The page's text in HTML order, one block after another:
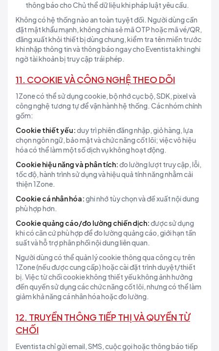
thông báo cho Chủ thể dữ liệu khi pháp luật yêu cầu.
Không có hệ thống nào an toàn tuyệt đối. Người dùng cần
đặt mật khẩu mạnh, không chia sẻ mã OTP hoặc mã vé/QR,
đăng xuất khỏi thiết bị dùng chung, kiểm tra tên miền trước
khi nhập thông tin và thông báo ngay cho Eventista khi nghi
ngờ tài khoản bị truy cập trái phép.
11. COOKIE VÀ CÔNG NGHỆ THEO DÕI
1Zone có thể sử dụng cookie, bộ nhớ cục bộ, SDK, pixel và
công nghệ tương tự để vận hành hệ thống. Các nhóm chính
gồm:
Cookie thiết yếu:duy trì phiên đăng nhập, giỏ hàng, lựa
chọn ngôn ngữ, bảo mật và chức năng cốt lõi; việc vô hiệu
hóa có thể làm một số dịch vụ không hoạt động.
Cookie hiệu năng và phân tích:đo lường lượt truy cập, lỗi,
tốc độ, hành trình sử dụng và hiệu quả tính năng nhằm cải
thiện 1Zone.
Cookie cá nhân hóa:ghi nhớ tùy chọn và đề xuất nội dung
phù hợp hơn.
Cookie quảng cáo/đo lường chiến dịch:được sử dụng
khi có căn cứ phù hợp để đo lường quảng cáo, giới hạn tần
suất và hỗ trợ phân phối nội dung liên quan.
Người dùng có thể quản lý cookie thông qua công cụ trên
1Zone (nếu được cung cấp) hoặc cài đặt trình duyệt/thiết
bị. Việc từ chối cookie không thiết yếu không ảnh hưởng
đến quyền sử dụng các chức năng cốt lõi, nhưng có thể làm
giảm khả năng cá nhân hóa hoặc đo lường.
12. TRUYỀN THÔNG TIẾP THỊ VÀ QUYỀN TỪ
CHỐI
Eventista chỉ gửi email, SMS, cuộc gọi hoặc thông báo tiếp